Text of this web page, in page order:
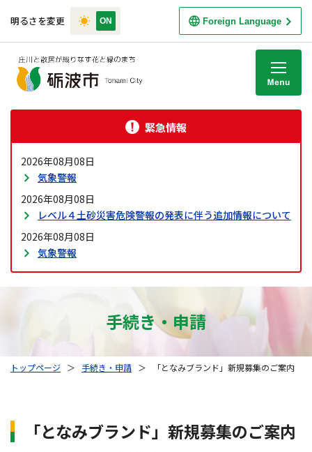
明るさを変更 Foreign Language
緊急情報
2026年08月08日
気象警報
2026年08月08日
レベル４土砂災害危険警報の発表に伴う追加情報について
2026年08月08日
気象警報
手続き・申請
トップページ ＞ 手続き・申請 ＞ 「となみブランド」新規募集のご案内
「となみブランド」新規募集のご案内